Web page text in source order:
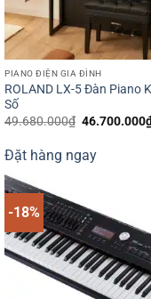
PIANO ĐIỆN GIA ĐÌNH
ROLAND LX-5 Đàn Piano
Số
49.680.000₫ Giá
49.680.000₫.
46.700.000
Đặt hàng ngay
-18%